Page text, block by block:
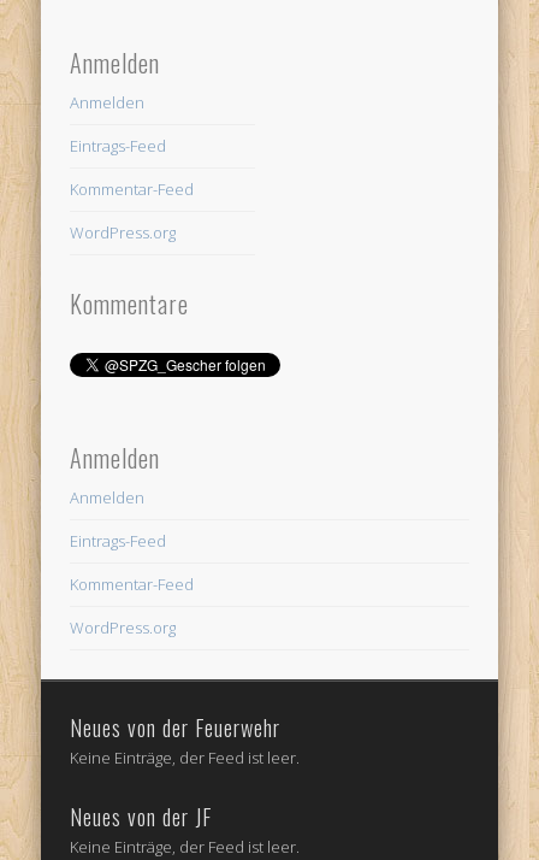
Anmelden
Anmelden
Eintrags-Feed
Kommentar-Feed
WordPress.org
Kommentare
Anmelden
Anmelden
Eintrags-Feed
Kommentar-Feed
WordPress.org
Neues von der Feuerwehr
Keine Einträge, der Feed ist leer.
Neues von der JF
Keine Einträge, der Feed ist leer.